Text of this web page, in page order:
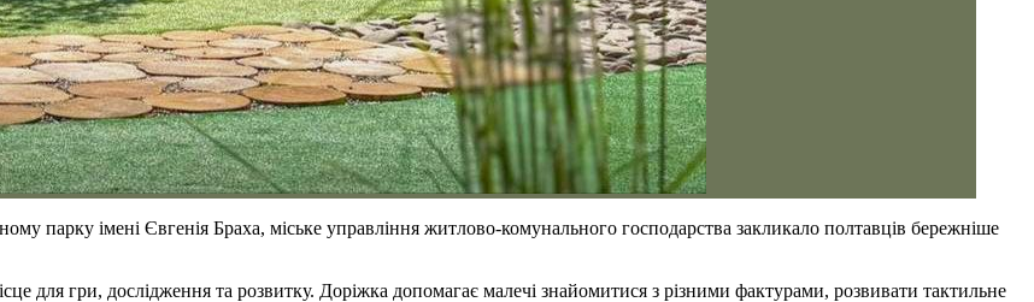
парку імені Євгенія Браха, міське управління житлово-комунального господарства закликало полтавців бережніше
для гри, дослідження та розвитку. Доріжка допомагає малечі знайомитися з різними фактурами, розвивати тактильне